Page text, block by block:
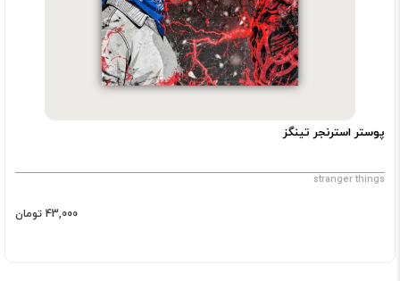
پوستر استرنجر تینگز
stranger things
43,000 تومان